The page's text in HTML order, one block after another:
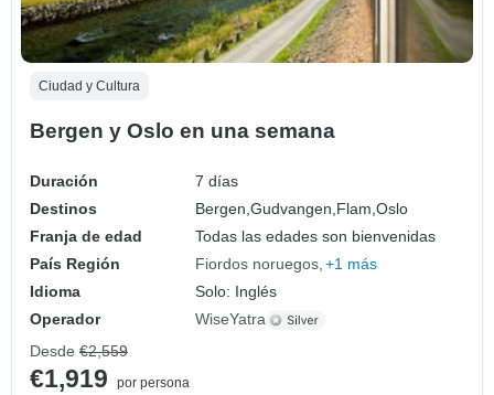
Ciudad y Cultura
Bergen y Oslo en una semana
Duración
7 días
Destinos
Bergen,Gudvangen,Flam,Oslo
Franja de edad
Todas las edades son bienvenidas
País Región
Fiordos noruegos +1 más
Idioma
Solo: Inglés
Operador
WiseYatra
Desde €2,559
€1,919
por persona